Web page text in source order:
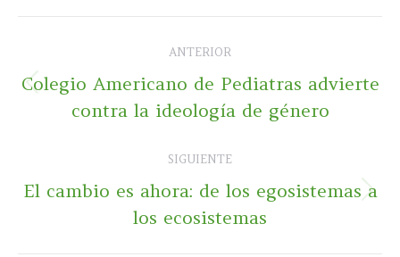
entre
publicaciones
ANTERIOR
Publicación
anterior:
Colegio Americano de Pediatras advierte
contra la ideología de género
SIGUIENTE
Publicación
siguiente:
El cambio es ahora: de los egosistemas a
los ecosistemas